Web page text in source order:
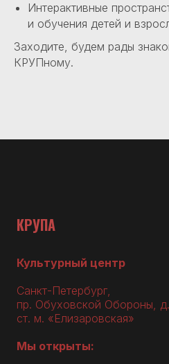
Интерактивные
и обучения детей и
Заходите, будем рады
КРУПному.
КРУПА
Культурный центр
Санкт-Петербург,
пр. Обуховской Обороны,
ст. м. «Елизаровская»
Мы открыты: